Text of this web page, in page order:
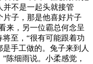
并不是一起头就接管
子，那是他喜好片子
来，另一位霸总何念呈
至，“很有可能跟着功
手工做的。兔子来到人
陈细雨说。小柔感觉，